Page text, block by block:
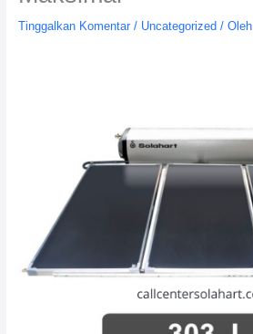
Tinggalkan Komentar / Uncategorized/ Oleh